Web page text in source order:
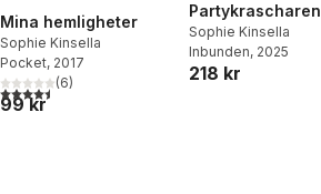
röster:
Mina hemligheter
Sophie Kinsella
Pocket, 2017
4,5utav 5 stjärnor. Totalt antal röster:
(6)
99 kr
Partykrascharen
Sophie Kinsella
Inbunden, 2025
218 kr